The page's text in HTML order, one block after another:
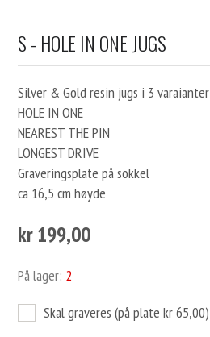
S - HOLE IN ONE JUGS
Silver & Gold resin jugs i 3 varaianter
HOLE IN ONE
NEAREST THE PIN
LONGEST DRIVE
Graveringsplate på sokkel
ca 16,5 cm høyde
kr 199,00
På lager: 2
Skal graveres (på plate kr 65,00)